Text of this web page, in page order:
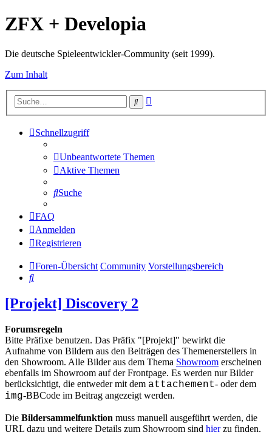
ZFX + Developia
Die deutsche Spieleentwickler-Community (seit 1999).
Zum Inhalt
Suche
Schnellzugriff
Unbeantwortete Themen
Aktive Themen
Suche
FAQ
Anmelden
Registrieren
Foren-Übersicht Community Vorstellungsbereich
Suche
[Projekt] Discovery 2
Forumsregeln
Bitte Präfixe benutzen. Das Präfix "[Projekt]" bewirkt die
Aufnahme von Bildern aus den Beiträgen des Themenerstellers in
den Showroom. Alle Bilder aus dem Thema Showroom erscheinen
ebenfalls im Showroom auf der Frontpage. Es werden nur Bilder
berücksichtigt, die entweder mit dem attachement- oder dem
img-BBCode im Beitrag angezeigt werden.
Die Bildersammelfunktion muss manuell ausgeführt werden, die
URL dazu und weitere Details zum Showroom sind hierzu finden.